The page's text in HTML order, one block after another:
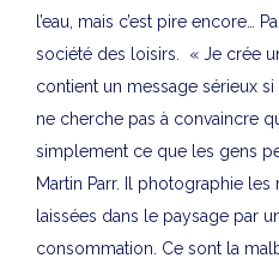
l’eau, mais c’est pire encore…
société des loisirs. « Je crée
contient un message sérieux
ne cherche pas à convaincre
simplement ce que les gens
Martin Parr. Il photographie les
laissées dans le paysage par
consommation. Ce sont la